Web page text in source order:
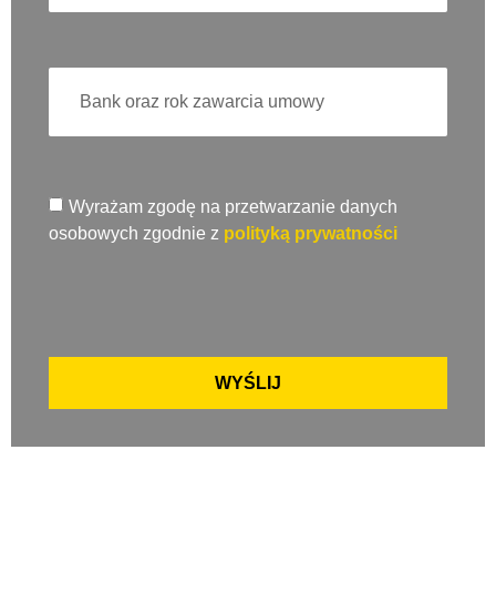
Wyrażam zgodę na przetwarzanie danych
osobowych zgodnie z polityką prywatności
WYŚLIJ